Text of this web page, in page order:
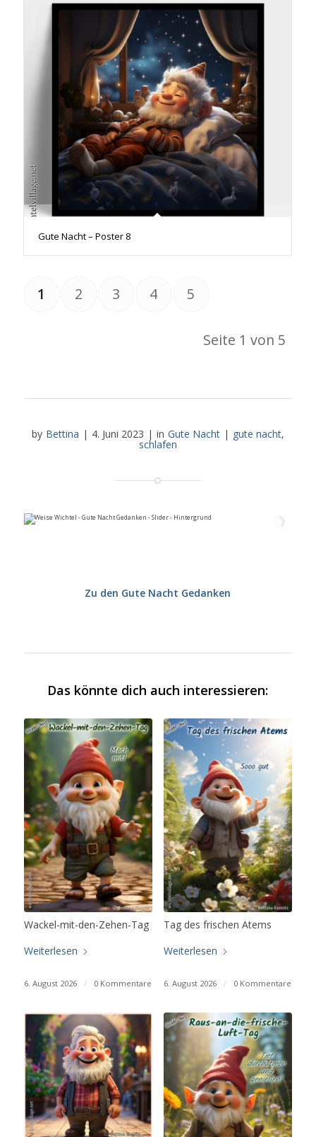
Gute Nacht – Poster 8
Seite 1 von 5
1 2 3 4 5
by Bettina | 4. Juni 2023 | in Gute Nacht | gute nacht,
schlafen
Zu den Gute Nacht Gedanken
Das könnte dich auch interessieren:
Wackel-mit-den-Zehen-Tag
Weiterlesen
6. August 2026 / 0 Kommentare
Tag des frischen Atems
Weiterlesen
6. August 2026 / 0 Kommentare